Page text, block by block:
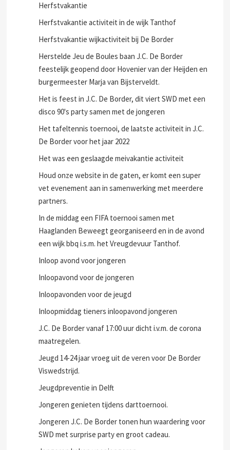
Herfstvakantie
Herfstvakantie activiteit in de wijk Tanthof
Herfstvakantie wijkactiviteit bij De Border
Herstelde Jeu de Boules baan J.C. De Border
feestelijk geopend door Hovenier van der Heijden en
burgermeester Marja van Bijsterveldt.
Het is feest in J.C. De Border, dit viert SWD met een
disco 90's party samen met de jongeren
Het tafeltennis toernooi, de laatste activiteit in J.C.
De Border voor het jaar 2022
Het was een geslaagde meivakantie activiteit
Houd onze website in de gaten, er komt een super
vet evenement aan in samenwerking met meerdere
partners.
In de middag een FIFA toernooi samen met
Haaglanden Beweegt georganiseerd en in de avond
een wijk bbq i.s.m. het Vreugdevuur Tanthof.
Inloop avond voor jongeren
Inloopavond voor de jongeren
Inloopavonden voor de jeugd
Inloopmiddag tieners inloopavond jongeren
J.C. De Border vanaf 17:00 uur dicht i.v.m. de corona
maatregelen.
Jeugd 14-24 jaar vroeg uit de veren voor De Border
Viswedstrijd.
Jeugdpreventie in Delft
Jongeren genieten tijdens darttoernooi.
Jongeren J.C. De Border tonen hun waardering voor
SWD met surprise party en groot cadeau.